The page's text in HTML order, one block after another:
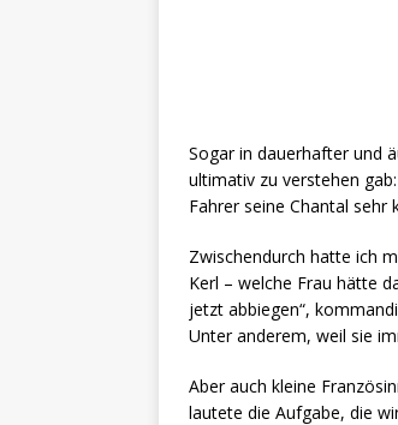
Sogar in dauerhafter und
ultimativ zu verstehen
Fahrer seine Chantal
Zwischendurch hatte ich
Kerl – welche Frau hätte
jetzt abbiegen“,
Unter anderem, weil sie
Aber auch kleine
lautete die Aufgabe, die